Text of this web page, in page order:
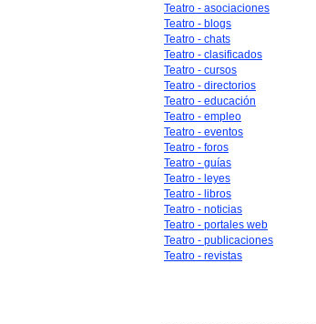
Teatro - asociaciones
Teatro - blogs
Teatro - chats
Teatro - clasificados
Teatro - cursos
Teatro - directorios
Teatro - educación
Teatro - empleo
Teatro - eventos
Teatro - foros
Teatro - guías
Teatro - leyes
Teatro - libros
Teatro - noticias
Teatro - portales web
Teatro - publicaciones
Teatro - revistas